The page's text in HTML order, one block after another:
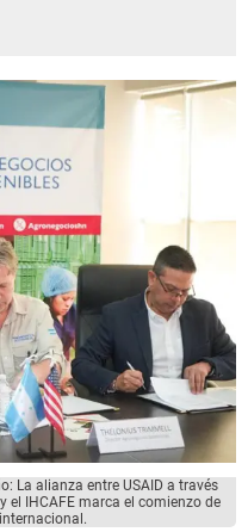
La alianza entre USAID a través
el IHCAFE marca el comienzo de